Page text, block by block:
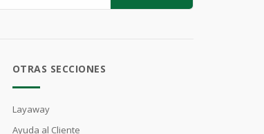
OTRAS SECCIONES
Layaway
Ayuda al Cliente